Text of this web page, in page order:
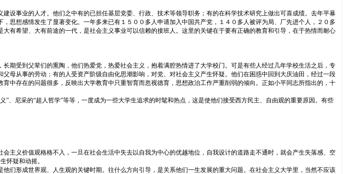
设事业的人才。他们之中有的已担任基层党委、行政、技术等领导职务；有的在科学技术研究上做出可喜成绩。去年平暴
思想感情发生了显著变化。一年多来已有１５００多人申请加入中国共产党，１４０多人被评为局、厂先进个人，２０多
有希望、大有前途的一代，是社会主义事业可以信赖的接班人。这里的关键在于要有正确的教育和引导，在于热情而耐心
期受到父辈们的熏陶，他们热爱党，热爱社会主义，抱着满腔热情进了大学校门。可是有些人经过几年学校生活之后，专
母从事的劳动；有的人受资产阶级自由化思潮影响，对党、对社会主义产生怀疑。他们在困惑中回到大庆油田，经过一段
中存在的问题很多，反映出大学教育中只重智育而忽视德育，思想政治工作严重削弱的倾向。正如小平同志所指出的，十
尼采的“超人哲学”等等，一度成为一些大学生追求的时髦和热点，这是使他们接受西方民主、自由观的重要原因。有些
主义价值观格格不入，一旦在社会生活中失去以自我为中心的优越地位，自我设计的道路走不通时，就会产生失落感、空
怀疑和动摇。
们形成世界观、人生观的关键时期。往什么方向引导，是关系他们一生发展的重大问题。在社会主义大学里，当然不应该